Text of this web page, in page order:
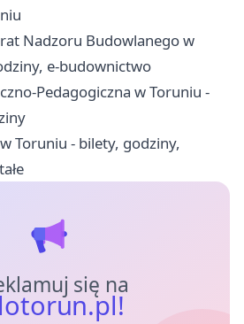
Nadzoru Budowlanego w
e-budownictwo
Pedagogiczna w Toruniu -
Toruniu - bilety, godziny,
się na